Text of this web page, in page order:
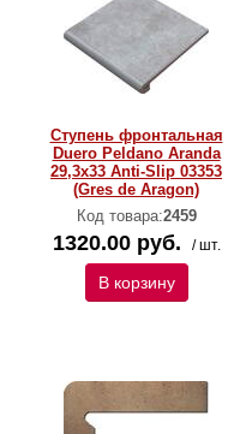
Ступень фронтальная
Duero Peldano Aranda
29,3х33 Anti-Slip 03353
(Gres de Aragon)
Код товара:2459
1320.00 руб. / шт.
В корзину